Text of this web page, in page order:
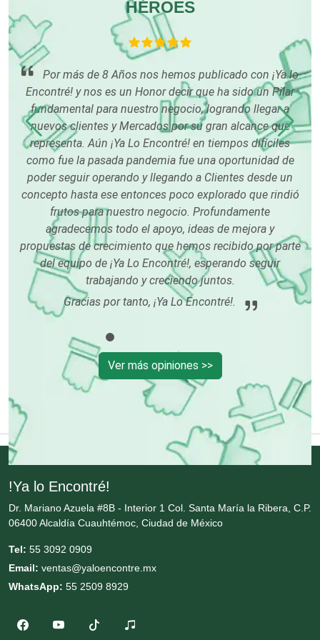
Computadoras
Conferencias Empresariales
Construcciones en General
Contadores
Control de Plagas
Conversiones Automotrices
Copiadoras
Cortinas, Persianas y Alfombras
Cremerías y Salchichonerías
Decoración de Interiores
Dentistas
Deportes
HÉROES
Por más de 8 Años nos hemos publicado con ¡Ya lo
Encontré! y nos es un Honor decir que ha sido un Pilar
fundamental para nuestro negocio, logrando llegar a
nuevos clientes y Mercados por su gran alcance que
representa. Aún ¡Ya Lo Encontré! en tiempos difíciles
como fue la pasada pandemia fue una oportunidad de
poder seguir operando y llegando a Clientes desde un
concepto hasta ese entonces poco explorado que rindió
frutos para nuestro negocio. Profundamente
agradecemos todo el apoyo, ideas de mejora y
propuestas de crecimiento que hemos recibido por parte
del equipo de ¡Ya Lo Encontré!, esperando seguir
trabajando y creciendo juntos.
Gracias por tanto, ¡Ya Lo Encontré!.
Ver más opiniones >>
!Ya lo Encontré!
Dr. Mariano Azuela #8B - Interior 1 Col. Santa María la Ribera, C.P.
06400 Alcaldía Cuauhtémoc, Ciudad de México
Tel: 55 3092 0909
Email: ventas@yaloencontre.mx
WhatsApp: 55 2509 8929